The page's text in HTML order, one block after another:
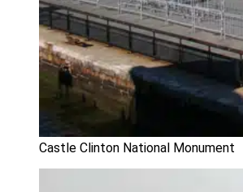
Castle Clinton National Monument